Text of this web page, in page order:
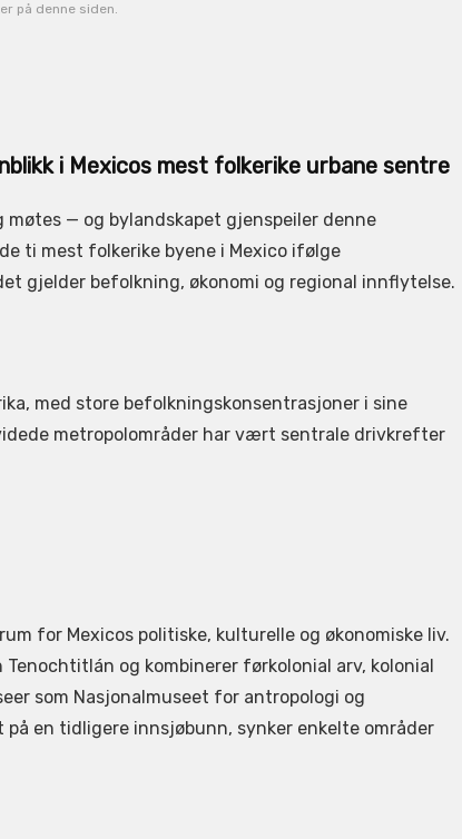
på denne siden.
i Mexicos mest folkerike urbane sentre
— og bylandskapet gjenspeiler denne
ti mest folkerike byene i Mexico ifølge
gjelder befolkning, økonomi og regional innflytelse.
med store befolkningskonsentrasjoner i sine
metropolområder har vært sentrale drivkrefter
for Mexicos politiske, kulturelle og økonomiske liv.
og kombinerer førkolonial arv, kolonial
som Nasjonalmuseet for antropologi og
en tidligere innsjøbunn, synker enkelte områder